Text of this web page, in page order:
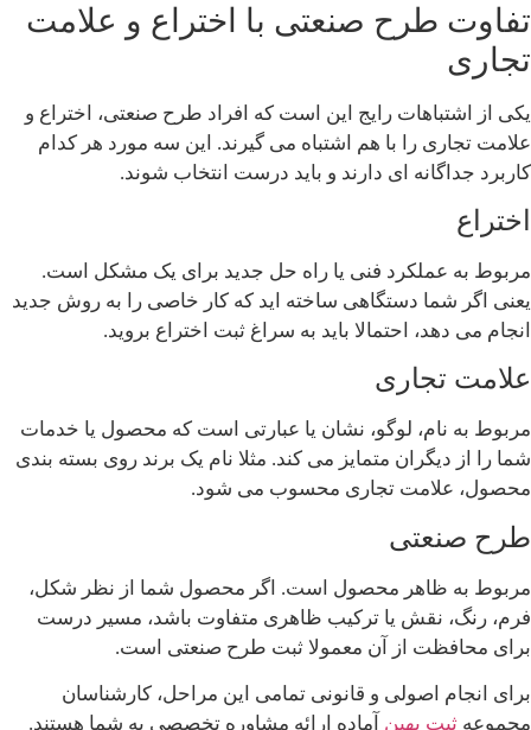
تفاوت طرح صنعتی با اختراع و علامت
تجاری
یکی از اشتباهات رایج این است که افراد طرح صنعتی، اختراع و
علامت تجاری را با هم اشتباه می گیرند. این سه مورد هر کدام
کاربرد جداگانه ای دارند و باید درست انتخاب شوند.
اختراع
مربوط به عملکرد فنی یا راه حل جدید برای یک مشکل است.
یعنی اگر شما دستگاهی ساخته اید که کار خاصی را به روش جدید
انجام می دهد، احتمالا باید به سراغ ثبت اختراع بروید.
علامت تجاری
مربوط به نام، لوگو، نشان یا عبارتی است که محصول یا خدمات
شما را از دیگران متمایز می کند. مثلا نام یک برند روی بسته بندی
محصول، علامت تجاری محسوب می شود.
طرح صنعتی
مربوط به ظاهر محصول است. اگر محصول شما از نظر شکل،
فرم، رنگ، نقش یا ترکیب ظاهری متفاوت باشد، مسیر درست
برای محافظت از آن معمولا ثبت طرح صنعتی است.
برای انجام اصولی و قانونی تمامی این مراحل، کارشناسان
مجموعه ثبت بهین آماده ارائه مشاوره تخصصی به شما هستند.